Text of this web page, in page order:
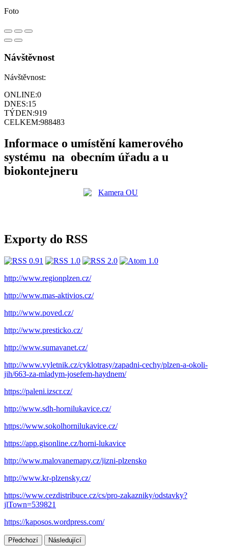
Foto
Návštěvnost
Návštěvnost:
ONLINE:0
DNES:15
TÝDEN:919
CELKEM:988483
Informace o umístění kamerového
systému na obecním úřadu a u
biokontejneru
Exporty do RSS
http://www.regionplzen.cz/
http://www.mas-aktivios.cz/
http://www.poved.cz/
http://www.presticko.cz/
http://www.sumavanet.cz/
http://www.vyletnik.cz/cyklotrasy/zapadni-cechy/plzen-a-okoli-
jih/663-za-mladym-josefem-haydnem/
https://paleni.izscr.cz/
http://www.sdh-hornilukavice.cz/
https://www.sokolhornilukavice.cz/
https://app.gisonline.cz/horni-lukavice
http://www.malovanemapy.cz/jizni-plzensko
http://www.kr-plzensky.cz/
https://www.cezdistribuce.cz/cs/pro-zakazniky/odstavky?
jlTown=539821
https://kaposos.wordpress.com/
Předchozí Následující